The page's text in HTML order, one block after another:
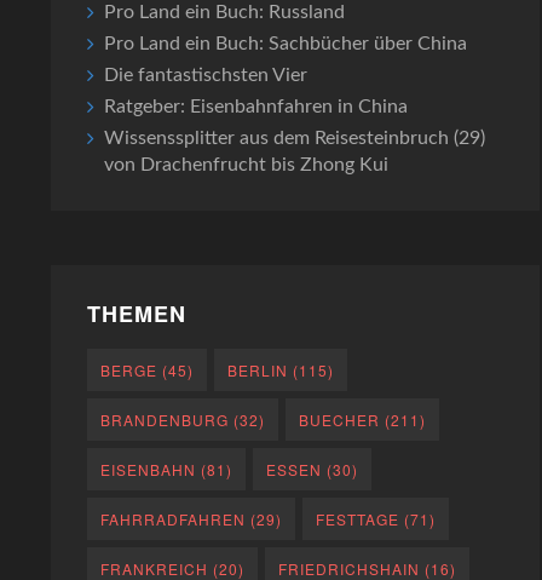
Pro Land ein Buch: Russland
Pro Land ein Buch: Sachbücher über China
Die fantastischsten Vier
Ratgeber: Eisenbahnfahren in China
Wissenssplitter aus dem Reisesteinbruch (29)
von Drachenfrucht bis Zhong Kui
THEMEN
BERGE (45) BERLIN (115)
BRANDENBURG (32) BUECHER (211)
EISENBAHN (81) ESSEN (30)
FAHRRADFAHREN (29) FESTTAGE (71)
FRANKREICH (20) FRIEDRICHSHAIN (16)